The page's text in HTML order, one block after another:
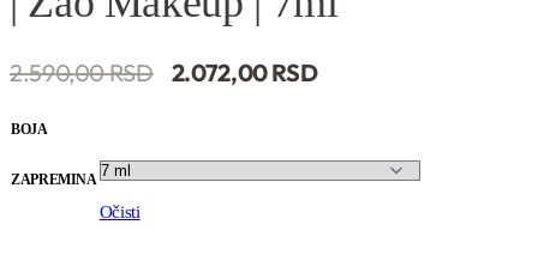
2.590,00RSD 2.072,00RSD
BOJA
ZAPREMINA
Očisti